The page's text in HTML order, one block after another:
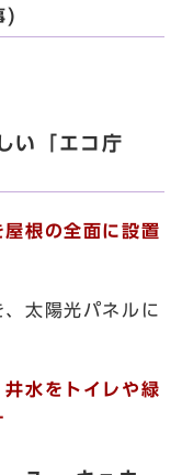
い「エコ庁
根の全面に設置
太陽光パネルに
水をトイレや緑